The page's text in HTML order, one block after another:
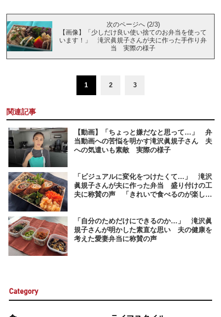
次のページへ (2/3)
【画像】「少しだけ良い使い捨てのお弁当を使って
います！」 滝沢眞規子さんが夫に作った手作り弁
当 実際の様子
1 2 3
関連記事
【動画】「ちょっと嫌だなと思って…」 弁
当動画への苦悩を明かす滝沢眞規子さん 夫
への気遣いも素敵 実際の様子
「ビジュアルに変化をつけたくて…」 滝沢
眞規子さんが夫に作った弁当 盛り付けの工
夫に称賛の声 「きれいで食べるのが楽しみ
「自分のためだけにできるのか…」 滝沢眞
規子さんが明かした素直な思い 夫の健康を
考えた愛妻弁当に称賛の声
Category